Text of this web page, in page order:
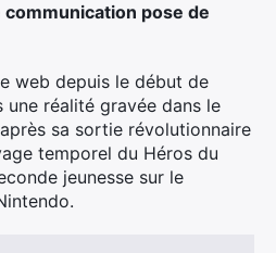
pose de
web depuis le début de
une réalité gravée dans le
sa sortie révolutionnaire
temporel du Héros du
jeunesse sur le